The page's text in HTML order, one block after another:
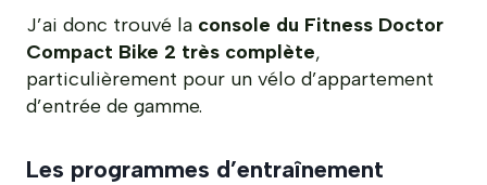
J’ai donc trouvé la console du Fitness Doctor
Compact Bike 2 très complète,
particulièrement pour un vélo d’appartement
d’entrée de gamme.
Les programmes d’entraînement